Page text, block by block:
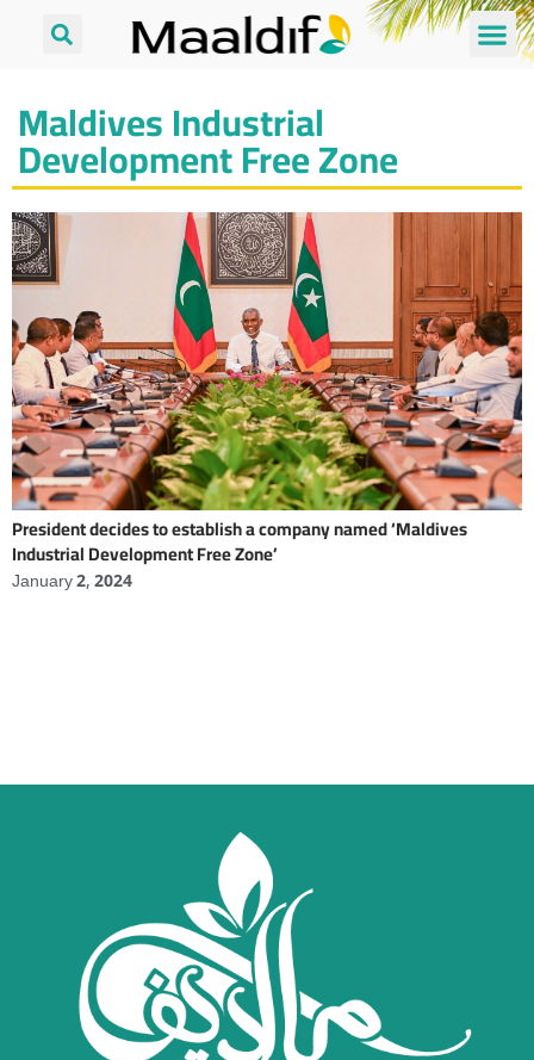
Maldives Industrial
Development Free Zone
President decides to establish a company named ‘Maldives
Industrial Development Free Zone’
January 2, 2024